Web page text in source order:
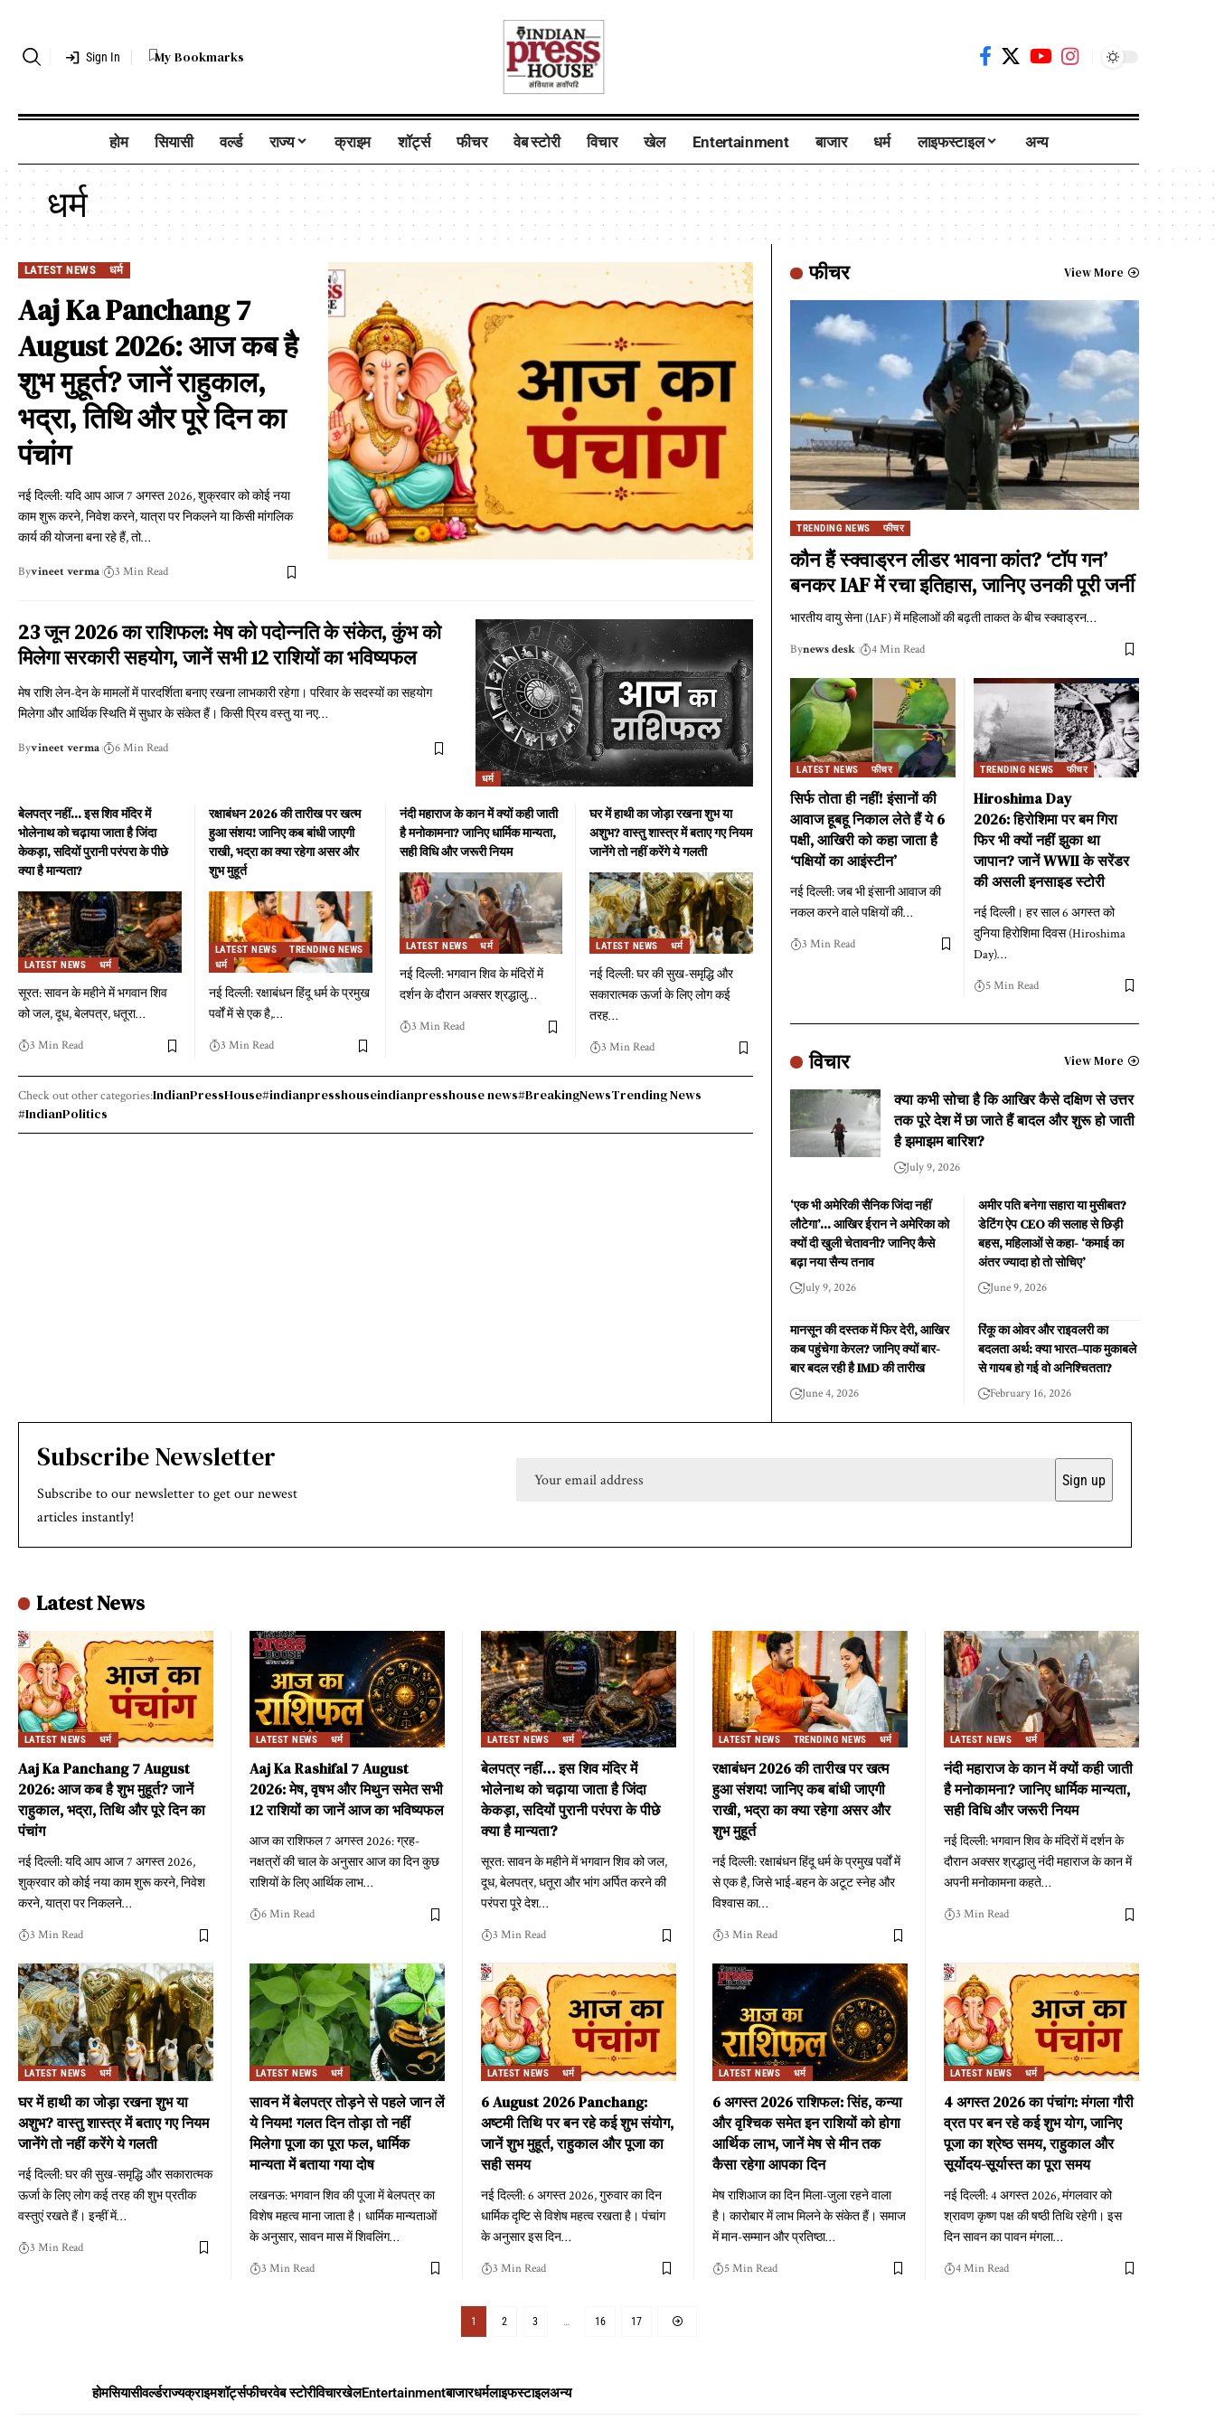
Sign In My Bookmarks
होम सियासी वर्ल्ड राज्य क्राइम शॉर्ट्स फीचर वेब स्टोरी विचार खेल Entertainment बाजार धर्म लाइफस्टाइल अन्य
धर्म
LATEST NEWS धर्म
Aaj Ka Panchang 7
August 2026: आज कब है
शुभ मुहूर्त? जानें राहुकाल,
भद्रा, तिथि और पूरे दिन का
पंचांग
नई दिल्ली: यदि आप आज 7 अगस्त 2026, शुक्रवार को कोई नया
काम शुरू करने, निवेश करने, यात्रा पर निकलने या किसी मांगलिक
कार्य की योजना बना रहे हैं, तो…
Byvineet verma 3 Min Read
धर्म
23 जून 2026 का राशिफल: मेष को पदोन्नति के संकेत, कुंभ को
मिलेगा सरकारी सहयोग, जानें सभी 12 राशियों का भविष्यफल
मेष राशि लेन-देन के मामलों में पारदर्शिता बनाए रखना लाभकारी रहेगा। परिवार के सदस्यों का सहयोग
मिलेगा और आर्थिक स्थिति में सुधार के संकेत हैं। किसी प्रिय वस्तु या नए…
Byvineet verma 6 Min Read
बेलपत्र नहीं… इस शिव मंदिर में
भोलेनाथ को चढ़ाया जाता है जिंदा
केकड़ा, सदियों पुरानी परंपरा के पीछे
क्या है मान्यता?
LATEST NEWS धर्म
सूरत: सावन के महीने में भगवान शिव
को जल, दूध, बेलपत्र, धतूरा…
3 Min Read
रक्षाबंधन 2026 की तारीख पर खत्म
हुआ संशय! जानिए कब बांधी जाएगी
राखी, भद्रा का क्या रहेगा असर और
शुभ मुहूर्त
LATEST NEWS
TRENDING NEWS
धर्म
नई दिल्ली: रक्षाबंधन हिंदू धर्म के प्रमुख
पर्वों में से एक है,…
3 Min Read
नंदी महाराज के कान में क्यों कही जाती
है मनोकामना? जानिए धार्मिक मान्यता,
सही विधि और जरूरी नियम
LATEST NEWS धर्म
नई दिल्ली: भगवान शिव के मंदिरों में
दर्शन के दौरान अक्सर श्रद्धालु…
3 Min Read
घर में हाथी का जोड़ा रखना शुभ या
अशुभ? वास्तु शास्त्र में बताए गए नियम
जानेंगे तो नहीं करेंगे ये गलती
LATEST NEWS धर्म
नई दिल्ली: घर की सुख-समृद्धि और
सकारात्मक ऊर्जा के लिए लोग कई
तरह…
3 Min Read
Check out other categories:IndianPressHouse#indianpresshouseindianpresshouse news#BreakingNewsTrending News
#IndianPolitics
फीचर View More
TRENDING NEWS फीचर
कौन हैं स्क्वाड्रन लीडर भावना कांत? ‘टॉप गन’
बनकर IAF में रचा इतिहास, जानिए उनकी पूरी जर्नी
भारतीय वायु सेना (IAF) में महिलाओं की बढ़ती ताकत के बीच स्क्वाड्रन…
Bynews desk 4 Min Read
LATEST NEWS फीचर
सिर्फ तोता ही नहीं! इंसानों की
आवाज हूबहू निकाल लेते हैं ये 6
पक्षी, आखिरी को कहा जाता है
‘पक्षियों का आइंस्टीन’
नई दिल्ली: जब भी इंसानी आवाज की
नकल करने वाले पक्षियों की…
3 Min Read
TRENDING NEWS फीचर
Hiroshima Day
2026: हिरोशिमा पर बम गिरा
फिर भी क्यों नहीं झुका था
जापान? जानें WWII के सरेंडर
की असली इनसाइड स्टोरी
नई दिल्ली। हर साल 6 अगस्त को
दुनिया हिरोशिमा दिवस (Hiroshima
Day)…
5 Min Read
विचार View More
क्या कभी सोचा है कि आखिर कैसे दक्षिण से उत्तर
तक पूरे देश में छा जाते हैं बादल और शुरू हो जाती
है झमाझम बारिश?
July 9, 2026
‘एक भी अमेरिकी सैनिक जिंदा नहीं
लौटेगा’… आखिर ईरान ने अमेरिका को
क्यों दी खुली चेतावनी? जानिए कैसे
बढ़ा नया सैन्य तनाव
July 9, 2026
अमीर पति बनेगा सहारा या मुसीबत?
डेटिंग ऐप CEO की सलाह से छिड़ी
बहस, महिलाओं से कहा- ‘कमाई का
अंतर ज्यादा हो तो सोचिए’
June 9, 2026
मानसून की दस्तक में फिर देरी, आखिर
कब पहुंचेगा केरल? जानिए क्यों बार-
बार बदल रही है IMD की तारीख
June 4, 2026
रिंकू का ओवर और राइवलरी का
बदलता अर्थ: क्या भारत–पाक मुकाबले
से गायब हो गई वो अनिश्चितता?
February 16, 2026
Subscribe Newsletter
Subscribe to our newsletter to get our newest
articles instantly!
Latest News
LATEST NEWS धर्म
Aaj Ka Panchang 7 August
2026: आज कब है शुभ मुहूर्त? जानें
राहुकाल, भद्रा, तिथि और पूरे दिन का
पंचांग
नई दिल्ली: यदि आप आज 7 अगस्त 2026,
शुक्रवार को कोई नया काम शुरू करने, निवेश
करने, यात्रा पर निकलने…
3 Min Read
LATEST NEWS धर्म
Aaj Ka Rashifal 7 August
2026: मेष, वृषभ और मिथुन समेत सभी
12 राशियों का जानें आज का भविष्यफल
आज का राशिफल 7 अगस्त 2026: ग्रह-
नक्षत्रों की चाल के अनुसार आज का दिन कुछ
राशियों के लिए आर्थिक लाभ…
6 Min Read
LATEST NEWS धर्म
बेलपत्र नहीं… इस शिव मंदिर में
भोलेनाथ को चढ़ाया जाता है जिंदा
केकड़ा, सदियों पुरानी परंपरा के पीछे
क्या है मान्यता?
सूरत: सावन के महीने में भगवान शिव को जल,
दूध, बेलपत्र, धतूरा और भांग अर्पित करने की
परंपरा पूरे देश…
3 Min Read
LATEST NEWS TRENDING NEWS धर्म
रक्षाबंधन 2026 की तारीख पर खत्म
हुआ संशय! जानिए कब बांधी जाएगी
राखी, भद्रा का क्या रहेगा असर और
शुभ मुहूर्त
नई दिल्ली: रक्षाबंधन हिंदू धर्म के प्रमुख पर्वों में
से एक है, जिसे भाई-बहन के अटूट स्नेह और
विश्वास का…
3 Min Read
LATEST NEWS धर्म
नंदी महाराज के कान में क्यों कही जाती
है मनोकामना? जानिए धार्मिक मान्यता,
सही विधि और जरूरी नियम
नई दिल्ली: भगवान शिव के मंदिरों में दर्शन के
दौरान अक्सर श्रद्धालु नंदी महाराज के कान में
अपनी मनोकामना कहते…
3 Min Read
LATEST NEWS धर्म
घर में हाथी का जोड़ा रखना शुभ या
अशुभ? वास्तु शास्त्र में बताए गए नियम
जानेंगे तो नहीं करेंगे ये गलती
नई दिल्ली: घर की सुख-समृद्धि और सकारात्मक
ऊर्जा के लिए लोग कई तरह की शुभ प्रतीक
वस्तुएं रखते हैं। इन्हीं में…
3 Min Read
LATEST NEWS धर्म
सावन में बेलपत्र तोड़ने से पहले जान लें
ये नियम! गलत दिन तोड़ा तो नहीं
मिलेगा पूजा का पूरा फल, धार्मिक
मान्यता में बताया गया दोष
लखनऊ: भगवान शिव की पूजा में बेलपत्र का
विशेष महत्व माना जाता है। धार्मिक मान्यताओं
के अनुसार, सावन मास में शिवलिंग…
3 Min Read
LATEST NEWS धर्म
6 August 2026 Panchang:
अष्टमी तिथि पर बन रहे कई शुभ संयोग,
जानें शुभ मुहूर्त, राहुकाल और पूजा का
सही समय
नई दिल्ली: 6 अगस्त 2026, गुरुवार का दिन
धार्मिक दृष्टि से विशेष महत्व रखता है। पंचांग
के अनुसार इस दिन…
3 Min Read
LATEST NEWS धर्म
6 अगस्त 2026 राशिफल: सिंह, कन्या
और वृश्चिक समेत इन राशियों को होगा
आर्थिक लाभ, जानें मेष से मीन तक
कैसा रहेगा आपका दिन
मेष राशिआज का दिन मिला-जुला रहने वाला
है। कारोबार में लाभ मिलने के संकेत हैं। समाज
में मान-सम्मान और प्रतिष्ठा…
5 Min Read
LATEST NEWS धर्म
4 अगस्त 2026 का पंचांग: मंगला गौरी
व्रत पर बन रहे कई शुभ योग, जानिए
पूजा का श्रेष्ठ समय, राहुकाल और
सूर्योदय-सूर्यास्त का पूरा समय
नई दिल्ली: 4 अगस्त 2026, मंगलवार को
श्रावण कृष्ण पक्ष की षष्ठी तिथि रहेगी। इस
दिन सावन का पावन मंगला…
4 Min Read
1 2 3 … 16 17
होमसियासीवर्ल्डराज्यक्राइमशॉर्ट्सफीचरवेब स्टोरीविचारखेलEntertainmentबाजारधर्मलाइफस्टाइलअन्य